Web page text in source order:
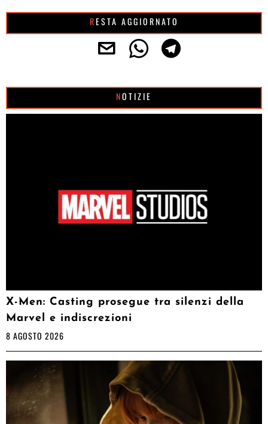
RESTA AGGIORNATO
NOTIZIE
X-Men: Casting prosegue tra silenzi della
Marvel e indiscrezioni
8 AGOSTO 2026